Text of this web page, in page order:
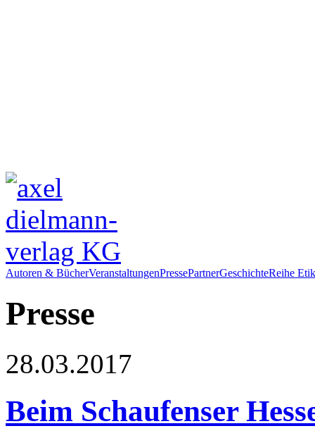
Autoren & BücherVeranstaltungenPressePartnerGeschichteReihe
Presse
28.03.2017
Beim Schaufenser